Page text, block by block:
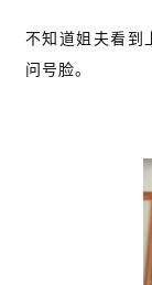
不知道姐夫看到
问号脸。